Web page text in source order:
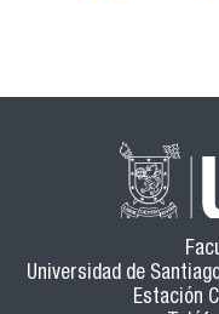
Universidad de
Estación